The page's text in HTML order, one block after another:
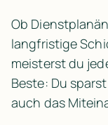
Ob
langfristige
meisterst du
Beste: Du
auch das